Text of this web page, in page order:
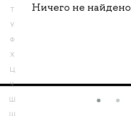
Т
У
Ф
Х
Ц
Ч
Ш
Щ
Ничего не найдено